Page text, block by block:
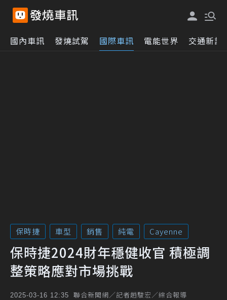
國內車訊 發燒試駕 國際車訊 電能世界 交通新訊
保時捷 車型 銷售 純電 Cayenne
保時捷2024財年穩健收官 積極調
整策略應對市場挑戰
2025-03-16 12:35 聯合新聞網／記者趙駿宏／綜合報導